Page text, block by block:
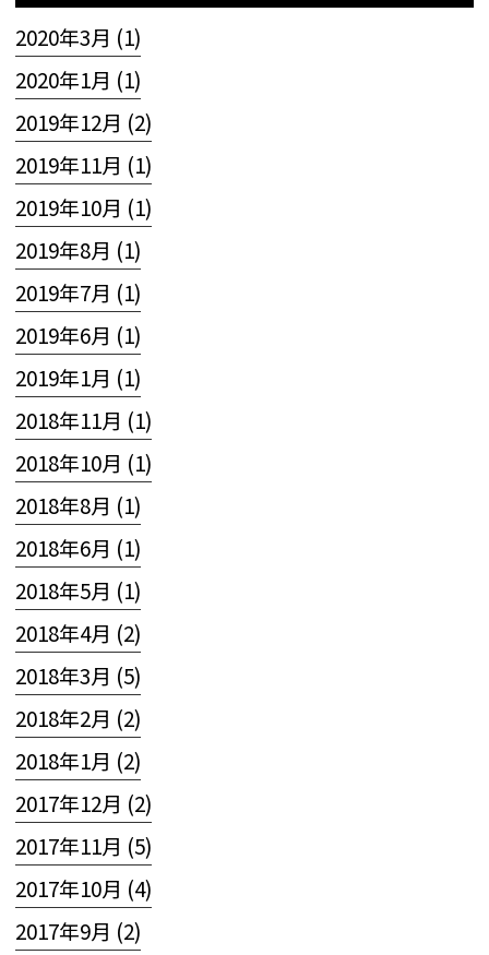
2020年3月 (1)
2020年1月 (1)
2019年12月 (2)
2019年11月 (1)
2019年10月 (1)
2019年8月 (1)
2019年7月 (1)
2019年6月 (1)
2019年1月 (1)
2018年11月 (1)
2018年10月 (1)
2018年8月 (1)
2018年6月 (1)
2018年5月 (1)
2018年4月 (2)
2018年3月 (5)
2018年2月 (2)
2018年1月 (2)
2017年12月 (2)
2017年11月 (5)
2017年10月 (4)
2017年9月 (2)